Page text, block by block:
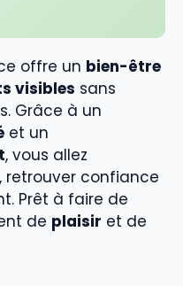
offre un bien-être
visibles sans
Grâce à un
et un
, vous allez
retrouver confiance
Prêt à faire de
de plaisir et de